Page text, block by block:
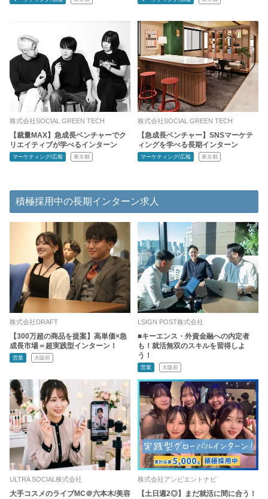
株式会社SOCIAL GREEN TECH
【裁量MAX】急成長ベンチャーでク
リエイティブが学べるインターン
マーケティング/広報 東京都
株式会社SOCIAL GREEN TECH
【急成長ベンチャー】SNSマーケテ
ィングを学べる長期インターン
マーケティング/広報 東京都
積極採用中の長期インターン求人
株式会社DRAFT
【300万超の商品を提案】高単価×急
成長市場＝超実践型インターン！
営業 大阪府
LSIGN POST株式会社
■キーエンス・外資金融への内定者
も！就活無双のスキルを習得しよ
う！
営業 大阪府
ULTRA SOCIAL株式会社
大手コスメのライブMC＠六本木/美容
株式会社アンビエントナビ
【土日週2◎】まだ就活に間に合う！